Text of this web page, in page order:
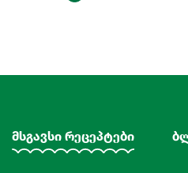
მსგავსი რეცეპტები